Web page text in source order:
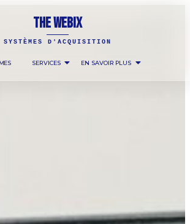
THE WEBIX
SYSTÈMES D'ACQUISITION
SERVICES EN SAVOIR PLUS